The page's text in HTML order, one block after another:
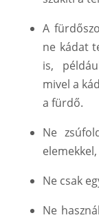
A
ne kádat
is,
mivel a
a fürdő.
Ne
Ne csak
Ne